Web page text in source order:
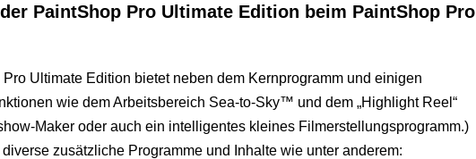
PaintShop Pro Ultimate Edition beim PaintShop Pro
Ultimate Edition bietet neben dem Kernprogramm und einigen
wie dem Arbeitsbereich Sea-to-Sky™ und dem „Highlight Reel“
Maker oder auch ein intelligentes kleines Filmerstellungsprogramm.)
zusätzliche Programme und Inhalte wie unter anderem: